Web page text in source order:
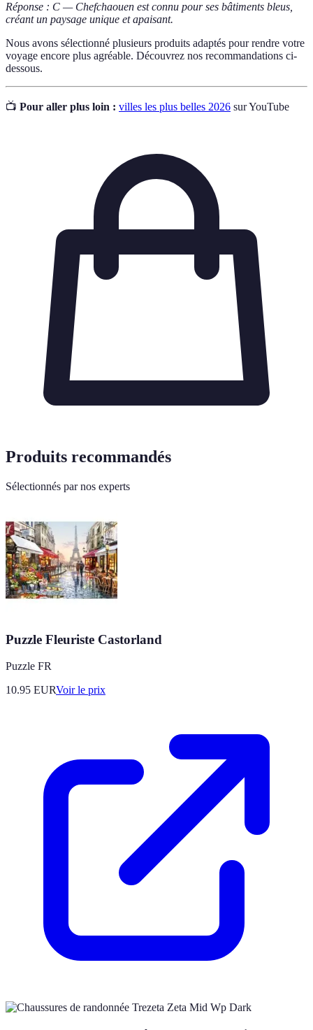
Réponse : C — Chefchaouen est connu pour ses bâtiments bleus,
créant un paysage unique et apaisant.
Nous avons sélectionné plusieurs produits adaptés pour rendre votre
voyage encore plus agréable. Découvrez nos recommandations ci-
dessous.
📺 Pour aller plus loin : villes les plus belles 2026 sur YouTube
Produits recommandés
Sélectionnés par nos experts
Puzzle Fleuriste Castorland
Puzzle FR
10.95 EURVoir le prix